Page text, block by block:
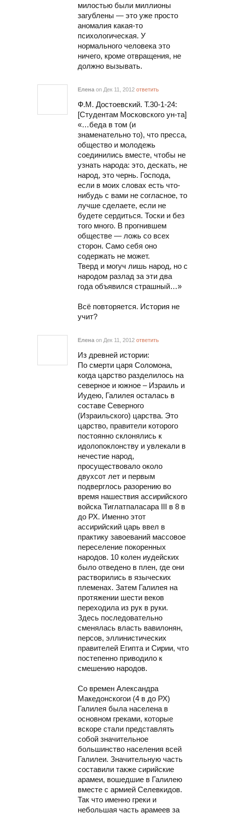
милостью были миллионы
загублены — это уже просто
аномалия какая-то
психологическая. У
нормального человека это
ничего, кроме отвращения, не
должно вызывать.
Елена on Дек 11, 2012 ответить
Ф.М. Достоевский. Т.30-1-24:
[Студентам Московского ун-та]
«…беда в том (и
знаменательно то), что пресса,
общество и молодежь
соединились вместе, чтобы не
узнать народа: это, дескать, не
народ, это чернь. Господа,
если в моих словах есть что-
нибудь с вами не согласное, то
лучше сделаете, если не
будете сердиться. Тоски и без
того много. В прогнившем
обществе — ложь со всех
сторон. Само себя оно
содержать не может.
Тверд и могуч лишь народ, но с
народом разлад за эти два
года объявился страшный…»
Всё повторяется. История не
учит?
Елена on Дек 11, 2012 ответить
Из древней истории:
По смерти царя Соломона,
когда царство разделилось на
северное и южное – Израиль и
Иудею, Галилея осталась в
составе Северного
(Израильского) царства. Это
царство, правители которого
постоянно склонялись к
идолопоклонству и увлекали в
нечестие народ,
просуществовало около
двухсот лет и первым
подверглось разорению во
время нашествия ассирийского
войска Тиглатпаласара III в 8 в
до РХ. Именно этот
ассирийский царь ввел в
практику завоеваний массовое
переселение покоренных
народов. 10 колен иудейских
было отведено в плен, где они
растворились в языческих
племенах. Затем Галилея на
протяжении шести веков
переходила из рук в руки.
Здесь последовательно
сменялась власть вавилонян,
персов, эллинистических
правителей Египта и Сирии, что
постепенно приводило к
смешению народов.
Со времен Александра
Македонскогои (4 в до РХ)
Галилея была населена в
основном греками, которые
вскоре стали представлять
собой значительное
большинство населения всей
Галилеи. Значительную часть
составили также сирийские
арамеи, вошедшие в Галилею
вместе с армией Селевкидов.
Так что именно греки и
небольшая часть арамеев за